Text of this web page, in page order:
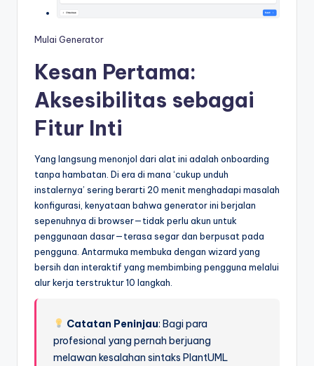
Mulai Generator
Kesan Pertama:
Aksesibilitas sebagai
Fitur Inti
Yang langsung menonjol dari alat ini adalah onboarding
tanpa hambatan. Di era di mana ‘cukup unduh
instalernya’ sering berarti 20 menit menghadapi masalah
konfigurasi, kenyataan bahwa generator ini berjalan
sepenuhnya di browser—tidak perlu akun untuk
penggunaan dasar—terasa segar dan berpusat pada
pengguna. Antarmuka membuka dengan wizard yang
bersih dan interaktif yang membimbing pengguna melalui
alur kerja terstruktur 10 langkah.
Catatan Peninjau: Bagi para
profesional yang pernah berjuang
melawan kesalahan sintaks PlantUML